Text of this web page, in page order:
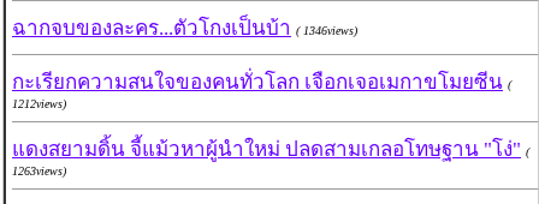
ฉากจบของละคร...ตัวโกงเป็นบ้า ( 1346views)
กะเรียกความสนใจของคนทั่วโลก เจือกเจอเมกาขโมยซีน (
1212views)
แดงสยามดิ้น จี้แม้วหาผู้นำใหม่ ปลดสามเกลอโทษฐาน "โง่" (
1263views)